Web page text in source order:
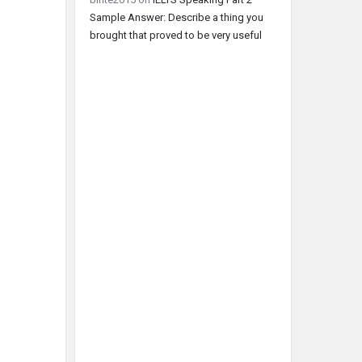
Sample Answer: Describe a thing you
brought that proved to be very useful